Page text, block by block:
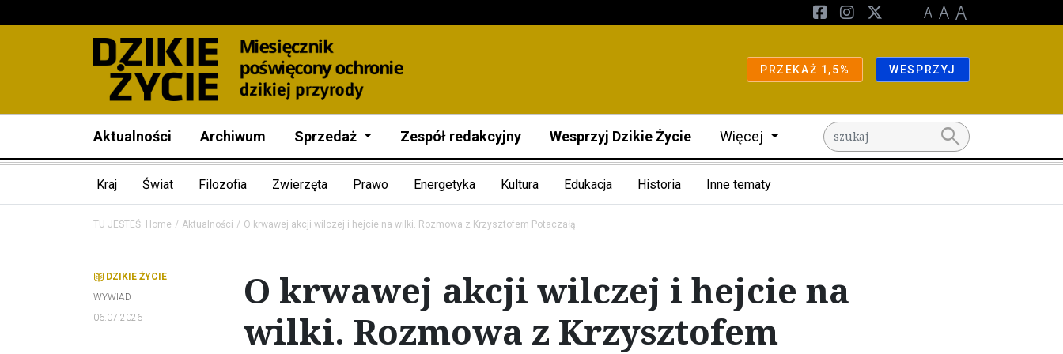
Aktualności Archiwum Sprzedaż Zespół redakcyjny Wesprzyj Dzikie Życie Więcej search
PRZEKAŻ 1,5% WESPRZYJ
Kraj Świat Filozofia Zwierzęta Prawo Energetyka Kultura Edukacja Historia Inne tematy
TU JESTEŚ: Home Aktualności O krwawej akcji wilczej i hejcie na wilki. Rozmowa z Krzysztofem Potaczałą
DZIKIE ŻYCIE
WYWIAD
06.07.2026
O krwawej akcji wilczej i hejcie na
wilki. Rozmowa z Krzysztofem